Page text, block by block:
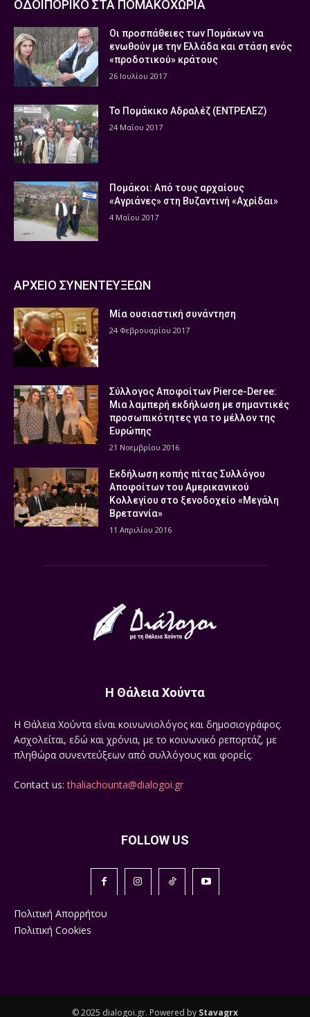
ΟΔΟΙΠΟΡΙΚΟ ΣΤΑ ΠΟΜΑΚΟΧΩΡΙΑ
Οι προσπάθειες των Πομάκων να
ενωθούν με την Ελλάδα και στάση ενός
«προδοτικού» κράτους
26 Ιουλίου 2017
Το Πομάκικο Αδραλέζ (ΕΝΤΡΕΛΕΖ)
24 Μαΐου 2017
Πομάκοι: Από τους αρχαίους
«Αγριάνες» στη Βυζαντινή «Αχρίδαι»
4 Μαΐου 2017
ΑΡΧΕΙΟ ΣΥΝΕΝΤΕΥΞΕΩΝ
Μία ουσιαστική συνάντηση
24 Φεβρουαρίου 2017
Σύλλογος Αποφοίτων Pierce-Deree:
Μια λαμπερή εκδήλωση με σημαντικές
προσωπικότητες για το μέλλον της
Ευρώπης
21 Νοεμβρίου 2016
Εκδήλωση κοπής πίτας Συλλόγου
Αποφοίτων του Αμερικανικού
Κολλεγίου στο ξενοδοχείο «Μεγάλη
Βρεταννία»
11 Απριλίου 2016
Η Θάλεια Χούντα
Η Θάλεια Χούντα είναι κοινωνιολόγος και δημοσιογράφος.
Ασχολείται, εδώ και χρόνια, με το κοινωνικό ρεπορτάζ, με
πληθώρα συνεντεύξεων από συλλόγους και φορείς.
Contact us:thaliachounta@dialogoi.gr
FOLLOW US
Πολιτική Απορρήτου
Πολιτική Cookies
© 2025 dialogoi.gr. Powered by Stavagrx